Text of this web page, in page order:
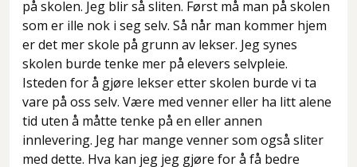
på skolen. Jeg blir så sliten. Først må man på skolen
som er ille nok i seg selv. Så når man kommer hjem
er det mer skole på grunn av lekser. Jeg synes
skolen burde tenke mer på elevers selvpleie.
Isteden for å gjøre lekser etter skolen burde vi ta
vare på oss selv. Være med venner eller ha litt alene
tid uten å måtte tenke på en eller annen
innlevering. Jeg har mange venner som også sliter
med dette. Hva kan jeg jeg gjøre for å få bedre